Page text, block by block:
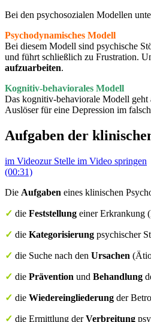
Bei den psychosozialen Modellen
Psychodynamisches Modell
Bei diesem Modell sind psychische
und führt schließlich zu Frustration.
aufzuarbeiten.
Kognitiv-behaviorales Modell
Das kognitiv-behaviorale Modell geht
Auslöser für eine Depression im
Aufgaben der
im Videozur Stelle im Video springen
(00:31)
Die Aufgaben eines klinischen
✓ die Feststellung einer Erkrankung
✓ die Kategorisierung psychischer
✓ die Suche nach den Ursachen
✓ die Prävention und Behandlung
✓ die Wiedereingliederung der
✓ die Ermittlung derVerbreitung